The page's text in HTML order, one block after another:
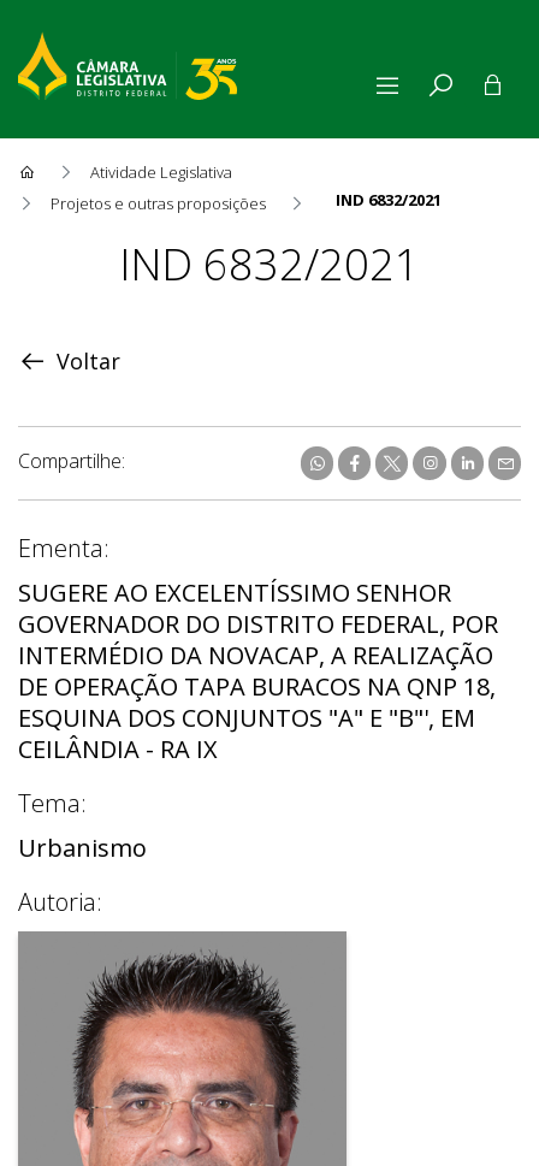
Atividade Legislativa
Projetos e outras proposições
IND 6832/2021
ProposiçãoIND 6832/2021
Voltar
Compartilhe:
Ementa:
SUGERE AO EXCELENTÍSSIMO SENHOR
GOVERNADOR DO DISTRITO FEDERAL, POR
INTERMÉDIO DA NOVACAP, A REALIZAÇÃO
DE OPERAÇÃO TAPA BURACOS NA QNP 18,
ESQUINA DOS CONJUNTOS "A" E "B"', EM
CEILÂNDIA - RA IX
Tema:
Urbanismo
Autoria: